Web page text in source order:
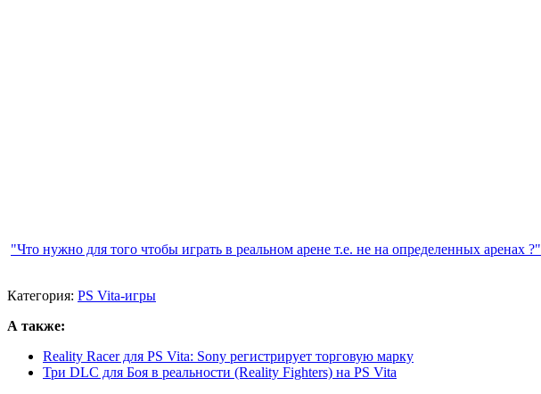
"Что нужно для того чтобы играть в реальном арене т.е. не на определенных аренах ?"
Категория: PS Vita-игры
А также:
Reality Racer для PS Vita: Sony регистрирует торговую марку
Три DLC для Боя в реальности (Reality Fighters) на PS Vita